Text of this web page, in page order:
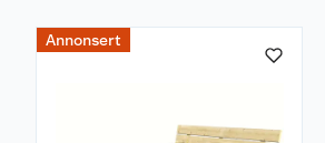
Annonsert